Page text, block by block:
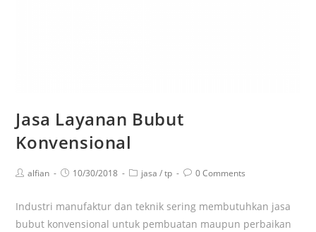
Jasa Layanan Bubut
Konvensional
alfian 10/30/2018 jasa /tp 0 Comments
Industri manufaktur dan teknik sering membutuhkan jasa
bubut konvensional untuk pembuatan maupun perbaikan